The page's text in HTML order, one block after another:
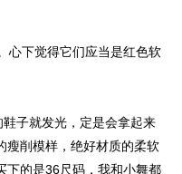
心下觉得它们应当是红色软
子就发光，定是会拿起来
瘦削模样，绝好材质的柔软
下的是36尺码，我和小舞都